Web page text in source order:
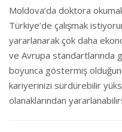
Moldova’da doktora
Türkiye’de çalışmak
yararlanarak çok daha
ve Avrupa standartlarında
boyunca göstermiş
kariyerinizi sürdürebilir
olanaklarından